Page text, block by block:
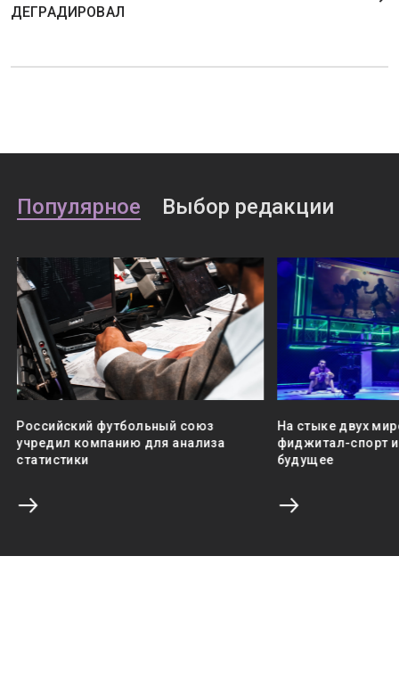
ДЕГРАДИРОВАЛ
Популярное Выбор редакции
Российский футбольный союз
учредил компанию для анализа
статистики
На стыке двух
фиджитал-спорт
будущее